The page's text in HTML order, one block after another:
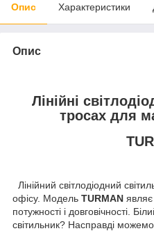
Опис Характеристики
Опис
Лінійні
тросах для
Лінійний світлодіодний
офісу. Модель TURMAN
потужності і довговічності.
світильник? Насправді